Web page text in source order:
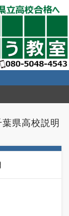
県高校説明